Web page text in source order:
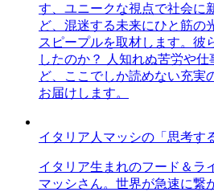
す、ユニークな視点で社会に
ど、混迷する未来にひと筋の
スピープルを取材します。彼
したのか？ 人知れぬ苦労や
ど、ここでしか読めない充実
お届けします。
イタリア人マッシの「思考す
イタリア生まれのフード＆ラ
マッシさん。世界が急速に繋